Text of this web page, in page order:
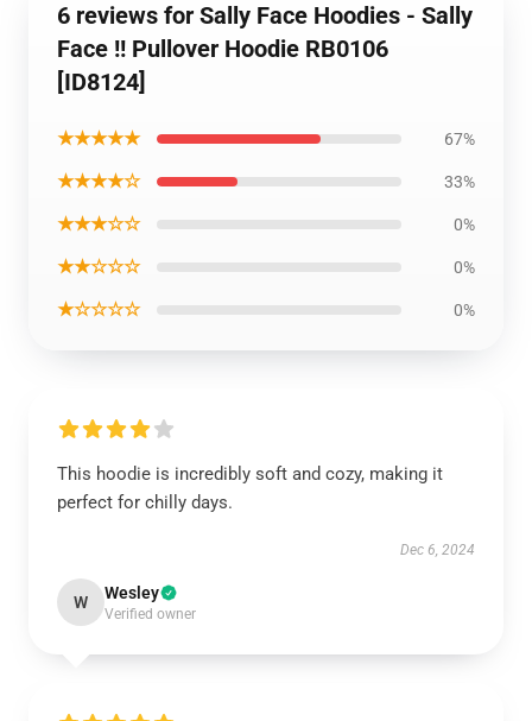
6 reviews for Sally Face Hoodies - Sally
Face !! Pullover Hoodie RB0106
[ID8124]
★★★★★ 67%
★★★★☆ 33%
★★★☆☆ 0%
★★☆☆☆ 0%
★☆☆☆☆ 0%
This hoodie is incredibly soft and cozy, making it
perfect for chilly days.
Dec 6, 2024
W Wesley
Verified owner